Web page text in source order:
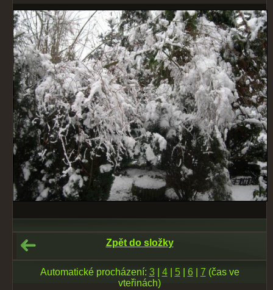
Zpět do složky
Automatické procházení: 3| 4| 5| 6| 7 (čas ve
vteřinách)